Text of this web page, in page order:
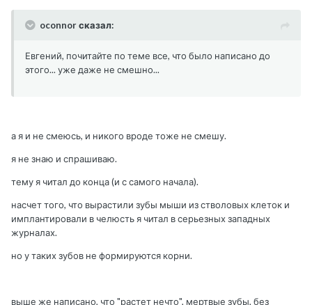
oconnor сказал:
Евгений, почитайте по теме все, что было написано до
этого... уже даже не смешно...
а я и не смеюсь, и никого вроде тоже не смешу.
я не знаю и спрашиваю.
тему я читал до конца (и с самого начала).
насчет того, что вырастили зубы мыши из стволовых клеток и
имплантировали в челюсть я читал в серьезных западных
журналах.
но у таких зубов не формируются корни.
выше же написано, что "растет нечто", мертвые зубы, без